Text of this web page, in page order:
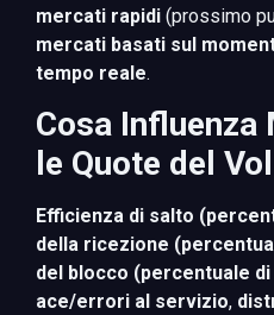
mercati rapidi (prossimo
mercati basati sul
tempo reale.
Cosa Influenza
le Quote del
Efficienza di salto
della ricezione
del blocco (percentuale
ace/errori al servizio,